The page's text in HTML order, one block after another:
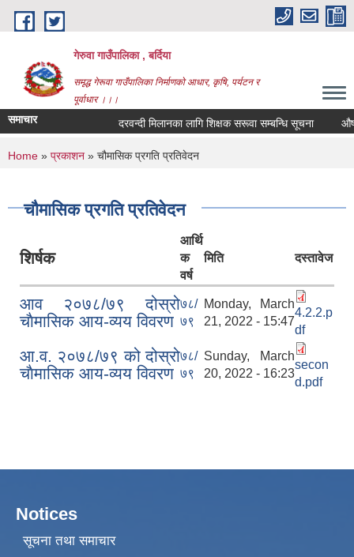
Skip to main content
गेरुवा गाउँपालिका , बर्दिया
समृद्ध गेरूवा गाउँपालिका निर्माणको आधार, कृषि, पर्यटन र
पूर्वाधार ।।।
समाचार दरवन्दी मिलानका लागि शिक्षक सरूवा सम्बन्धि सूचना
You are here
Home » प्रकाशन » चौमासिक प्रगति प्रतिवेदन
चौमासिक प्रगति प्रतिवेदन
शिर्षक
आर्थि
क
वर्ष
मिति दस्तावेज
आव २०७८/७९ दोस्रो
चाैमासिक आय-व्यय विवरण
७८/
७९
Monday, March
21, 2022 - 15:47
4.2.2.p
df
आ.व. २०७८/७९ को दोस्रो
चाैमासिक आय-व्यय विवरण
७८/
७९
Sunday, March
20, 2022 - 16:23
secon
d.pdf
Notices
सूचना तथा समाचार